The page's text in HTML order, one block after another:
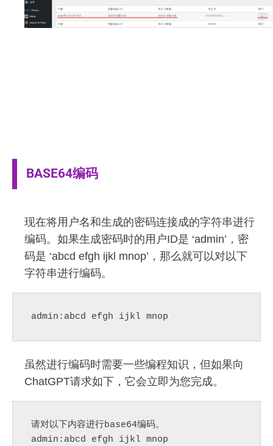
BASE64编码
现在将用户名和生成的密码连接成的字符串进行
编码。如果生成密码时的用户ID是 ‘admin’，密
码是 ‘abcd efgh ijkl mnop’，那么就可以对以下
字符串进行编码。
admin:abcd efgh ijkl mnop
虽然进行编码时需要一些编程知识，但如果向
ChatGPT请求如下，它会立即为您完成。
请对以下内容进行base64编码。
admin:abcd efgh ijkl mnop